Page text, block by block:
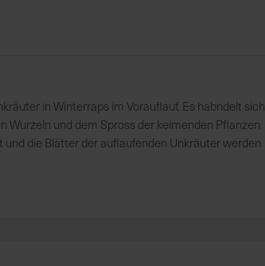
in Winterraps im Vorauflauf. Es habndelt sich
Wurzeln und dem Spross der keimenden Pflanzen
die Blätter der auflaufenden Unkräuter werden